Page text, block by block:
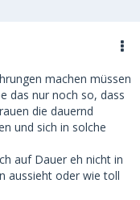
machen müssen
das nur noch so, dass
die dauernd
und sich in solche
auf Dauer eh nicht in
aussieht oder wie toll